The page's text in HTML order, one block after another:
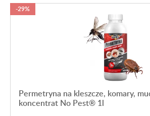
Permetryna na kleszcze, komary,
koncentrat No Pest® 1l
-29%